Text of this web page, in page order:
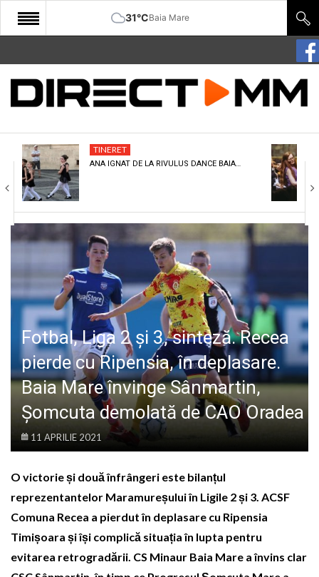
31°CBaia Mare
START
COMUNITATE
CULTURA
ECONOMIE
SANATATE
SPORT
SPECIAL
POLITIC
LIFE
TINERET
ANA IGNAT DE LA RIVULUS DANCE BAIA…
Fotbal, Liga 2 și 3, sinteză. Recea
pierde cu Ripensia, în deplasare.
Baia Mare învinge Sânmartin,
Șomcuta demolată de CAO Oradea
11 APRILIE 2021
O victorie și două înfrângeri este bilanțul
reprezentantelor Maramureșului în Ligile 2 și 3. ACSF
Comuna Recea a pierdut în deplasare cu Ripensia
Timișoara și își complică situația în lupta pentru
evitarea retrogradării. CS Minaur Baia Mare a învins clar